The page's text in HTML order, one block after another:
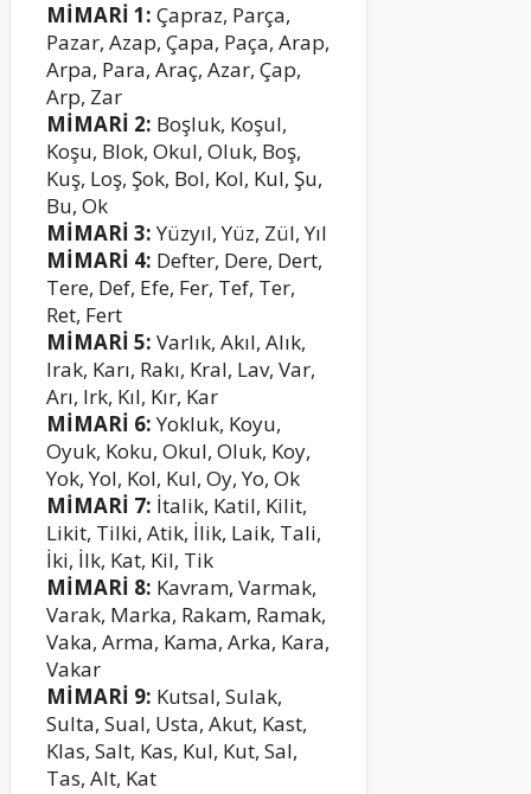
MİMARİ 1: Çapraz, Parça,
Pazar, Azap, Çapa, Paça, Arap,
Arpa, Para, Araç, Azar, Çap,
Arp, Zar
MİMARİ 2: Boşluk, Koşul,
Koşu, Blok, Okul, Oluk, Boş,
Kuş, Loş, Şok, Bol, Kol, Kul, Şu,
Bu, Ok
MİMARİ 3:Yüzyıl, Yüz, Zül, Yıl
MİMARİ 4: Defter, Dere, Dert,
Tere, Def, Efe, Fer, Tef, Ter,
Ret, Fert
MİMARİ 5: Varlık, Akıl, Alık,
Irak, Karı, Rakı, Kral, Lav, Var,
Arı, Irk, Kıl, Kır, Kar
MİMARİ 6:Yokluk, Koyu,
Oyuk, Koku, Okul, Oluk, Koy,
Yok, Yol, Kol, Kul, Oy, Yo, Ok
MİMARİ 7: İtalik, Katil, Kilit,
Likit, Tilki, Atik, İlik, Laik, Tali,
İki, İlk, Kat, Kil, Tik
MİMARİ 8: Kavram, Varmak,
Varak, Marka, Rakam, Ramak,
Vaka, Arma, Kama, Arka, Kara,
Vakar
MİMARİ 9: Kutsal, Sulak,
Sulta, Sual, Usta, Akut, Kast,
Klas, Salt, Kas, Kul, Kut, Sal,
Tas, Alt, Kat